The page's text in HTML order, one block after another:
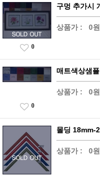
구멍 추가시
상품가 : 0원
0
매트색상샘플
상품가 : 0원
0
몰딩 18mm-
상품가 : 0원